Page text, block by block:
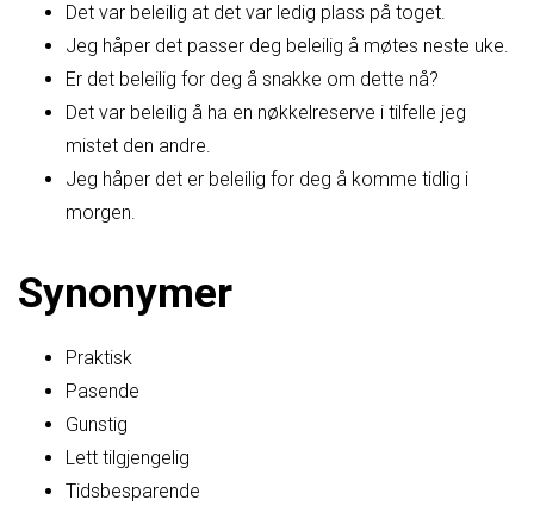
Det var beleilig at det var ledig plass på toget.
Jeg håper det passer deg beleilig å møtes neste uke.
Er det beleilig for deg å snakke om dette nå?
Det var beleilig å ha en nøkkelreserve i tilfelle jeg
mistet den andre.
Jeg håper det er beleilig for deg å komme tidlig i
morgen.
Synonymer
Praktisk
Pasende
Gunstig
Lett tilgjengelig
Tidsbesparende